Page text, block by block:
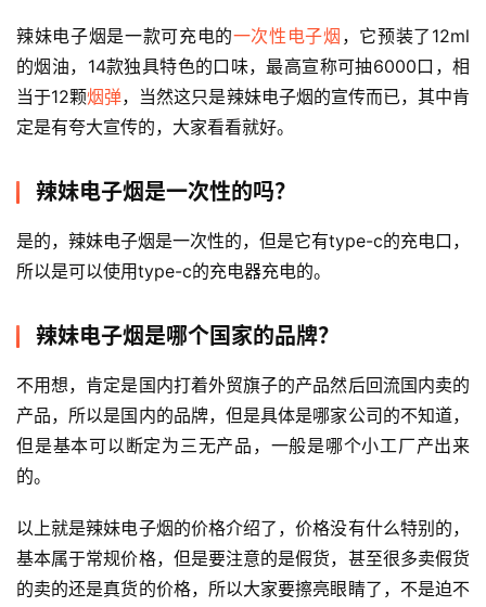
性
电
子
烟
子
评
测
通
配
烟
弹
国
标
系
列
辣妹电子烟是一款可充电的一次性电子烟 ，它预装了12ml
的烟油，14款独具特色的口味，最高宣称可抽6000口，相
当于12颗烟弹，当然这只是辣妹电子烟的宣传而已，其中肯
定是有夸大宣传的，大家看看就好。
辣妹电子烟是一次性的吗？
是的，辣妹电子烟是一次性的，但是它有type-c的充电口，
所以是可以使用type-c的充电器充电的。
辣妹电子烟是哪个国家的品牌？
不用想，肯定是国内打着外贸旗子的产品然后回流国内卖的
产品，所以是国内的品牌，但是具体是哪家公司的不知道，
但是基本可以断定为三无产品，一般是哪个小工厂产出来
的。
以上就是辣妹电子烟的价格介绍了，价格没有什么特别的，
基本属于常规价格，但是要注意的是假货，甚至很多卖假货
的卖的还是真货的价格，所以大家要擦亮眼睛了，不是迫不